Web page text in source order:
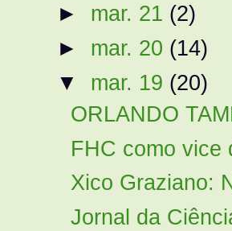
► mar. 21 (2)
► mar. 20 (14)
▼ mar. 19 (20)
ORLANDO
FHC como vice
Xico Graziano:
Jornal da